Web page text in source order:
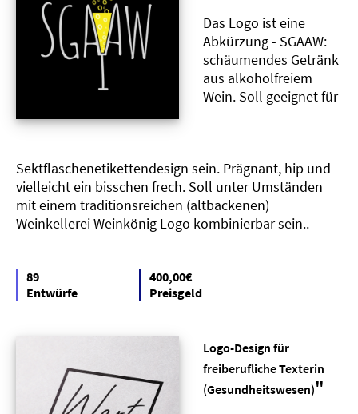
Das Logo ist eine
Abkürzung - SGAAW:
schäumendes Getränk
aus alkoholfreiem
Wein. Soll geeignet für
Sektflaschenetikettendesign sein. Prägnant, hip und
vielleicht ein bisschen frech. Soll unter Umständen
mit einem traditionsreichen (altbackenen)
Weinkellerei Weinkönig Logo kombinierbar sein..
89
Entwürfe
400,00€
Preisgeld
Logo-Design für
freiberufliche Texterin
(Gesundheitswesen)"